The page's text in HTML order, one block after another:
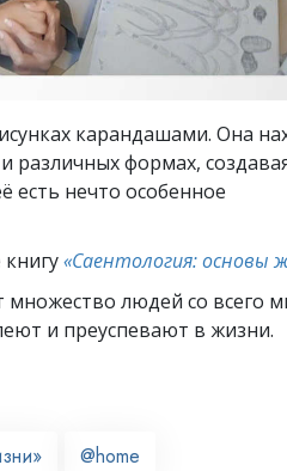
карандашами. Она
различных формах,
есть нечто особенное
«Саентология: основы
множество людей со всего
и преуспевают в жизни.
@home